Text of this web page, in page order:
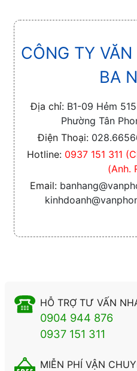
CÔNG TY
BA
Địa chỉ: B1-09 Hẻm
Phường Tân
Điện Thoại:
Hotline: 0937 151 311
(Anh.
Email:
HỖ TRỢ TƯ VẤN
0904 944 876
0937 151 311
MIỄN PHÍ VẬN